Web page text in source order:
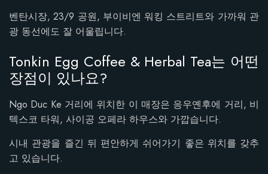
벤탄시장, 23/9 공원, 부이비엔 워킹 스트리트와 가까워 관
광 동선에도 잘 어울립니다.
Tonkin Egg Coffee & Herbal Tea는 어떤
장점이 있나요?
Ngo Duc Ke 거리에 위치한 이 매장은 응우옌후에 거리, 비
텍스코 타워, 사이공 오페라 하우스와 가깝습니다.
시내 관광을 즐긴 뒤 편안하게 쉬어가기 좋은 위치를 갖추
고 있습니다.